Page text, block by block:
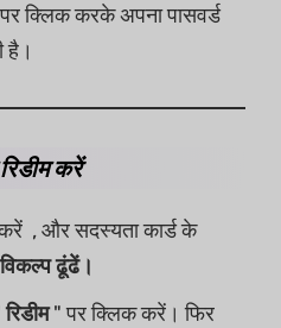
क्लिक करके अपना पासवर्ड
है।
करें
, और सदस्यता कार्ड के
ढूंढें।
रिडीम" पर क्लिक करें। फिर